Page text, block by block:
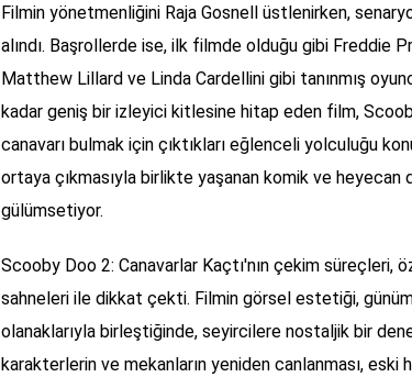
Filmin yönetmenliğini Raja Gosnell üstlenirken,
alındı. Başrollerde ise, ilk filmde olduğu gibi Freddie
Matthew Lillard ve Linda Cardellini gibi tanınmış
kadar geniş bir izleyici kitlesine hitap eden film,
canavarı bulmak için çıktıkları eğlenceli yolculuğu
ortaya çıkmasıyla birlikte yaşanan komik ve
gülümsetiyor.
Scooby Doo 2: Canavarlar Kaçtı'nın çekim süreçleri,
sahneleri ile dikkat çekti. Filmin görsel estetiği,
olanaklarıyla birleştiğinde, seyircilere nostaljik bir
karakterlerin ve mekanların yeniden canlanması, eski